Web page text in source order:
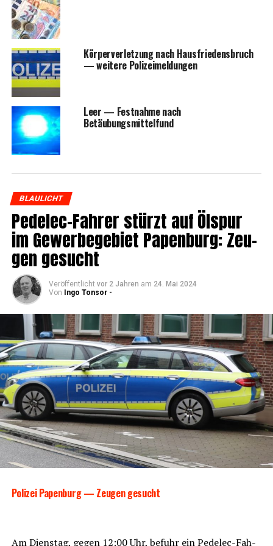
Kör­per­ver­let­zung nach Haus­frie­dens­bruch
— wei­te­re Polizeimeldungen
Leer — Fest­nah­me nach
Betäubungsmittelfund
BLAULICHT
Pedelec-Fah­rer stürzt auf Ölspur
im Gewer­be­ge­biet Papen­burg: Zeu­
gen gesucht
Veröffentlicht vor 2 Jahren am 24. Mai 2024
Von Ingo Tonsor -
Poli­zei Papen­burg — Zeu­gen gesucht
Am Diens­tag, gegen 12:00 Uhr, befuhr ein Pedelec-Fah­